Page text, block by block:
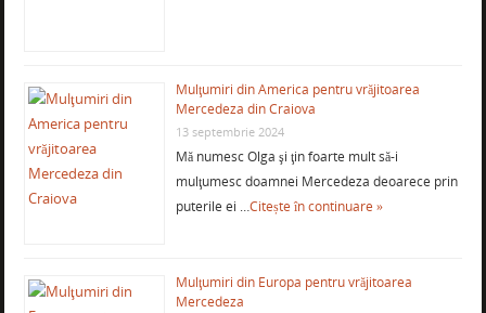
Mulţumiri din America pentru vrăjitoarea
Mercedeza din Craiova
13 septembrie 2024
Mă numesc Olga şi ţin foarte mult să-i
mulţumesc doamnei Mercedeza deoarece prin
puterile ei …Citește în continuare »
Mulţumiri din Europa pentru vrăjitoarea
Mercedeza